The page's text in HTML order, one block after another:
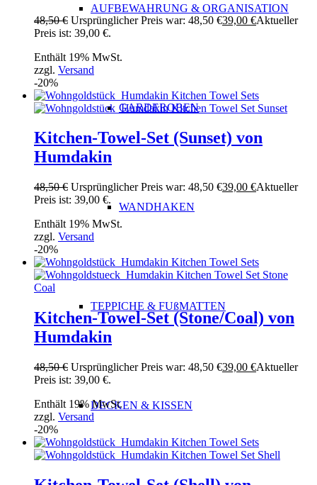
AUFBEWAHRUNG & ORGANISATION
GARDEROBEN
WANDHAKEN
TEPPICHE & FUßMATTEN
DECKEN & KISSEN
48,50€ Ursprünglicher Preis war: 48,50 €39,00 €Aktueller
Preis ist: 39,00 €.
Enthält 19% MwSt.
zzgl. Versand
-20%
Kitchen-Towel-Set (Sunset) von
Humdakin
48,50€ Ursprünglicher Preis war: 48,50 €39,00 €Aktueller
Preis ist: 39,00 €.
Enthält 19% MwSt.
zzgl. Versand
-20%
Kitchen-Towel-Set (Stone/Coal) von
Humdakin
48,50€ Ursprünglicher Preis war: 48,50 €39,00 €Aktueller
Preis ist: 39,00 €.
Enthält 19% MwSt.
zzgl. Versand
-20%